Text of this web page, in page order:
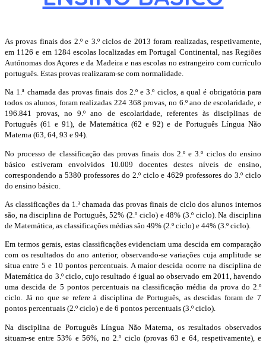
As provas finais dos 2.º e 3.º ciclos de 2013 foram realizadas, respetivamente,
em 1126 e em 1284 escolas localizadas em Portugal Continental, nas Regiões
Autónomas dos Açores e da Madeira e nas escolas no estrangeiro com currículo
português. Estas provas realizaram-se com normalidade.
Na 1.ª chamada das provas finais dos 2.º e 3.º ciclos, a qual é obrigatória para
todos os alunos, foram realizadas 224 368 provas, no 6.º ano de escolaridade, e
196.841 provas, no 9.º ano de escolaridade, referentes às disciplinas de
Português (61 e 91), de Matemática (62 e 92) e de Português Língua Não
Materna (63, 64, 93 e 94).
No processo de classificação das provas finais dos 2.º e 3.º ciclos do ensino
básico estiveram envolvidos 10.009 docentes destes níveis de ensino,
correspondendo a 5380 professores do 2.º ciclo e 4629 professores do 3.º ciclo
do ensino básico.
As classificações da 1.ª chamada das provas finais de ciclo dos alunos internos
são, na disciplina de Português, 52% (2.º ciclo) e 48% (3.º ciclo). Na disciplina
de Matemática, as classificações médias são 49% (2.º ciclo) e 44% (3.º ciclo).
Em termos gerais, estas classificações evidenciam uma descida em comparação
com os resultados do ano anterior, observando-se variações cuja amplitude se
situa entre 5 e 10 pontos percentuais. A maior descida ocorre na disciplina de
Matemática do 3.º ciclo, cujo resultado é igual ao observado em 2011, havendo
uma descida de 5 pontos percentuais na classificação média da prova do 2.º
ciclo. Já no que se refere à disciplina de Português, as descidas foram de 7
pontos percentuais (2.º ciclo) e de 6 pontos percentuais (3.º ciclo).
Na disciplina de Português Língua Não Materna, os resultados observados
situam-se entre 53% e 56%, no 2.º ciclo (provas 63 e 64, respetivamente), e